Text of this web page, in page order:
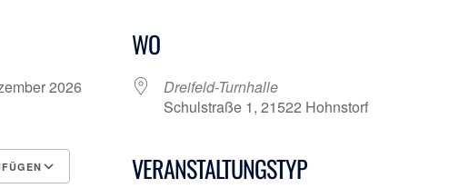
2026
WO
Dreifeld-Turnhalle
Schulstraße 1, 21522 Hohnstorf
VERANSTALTUNGSTYP